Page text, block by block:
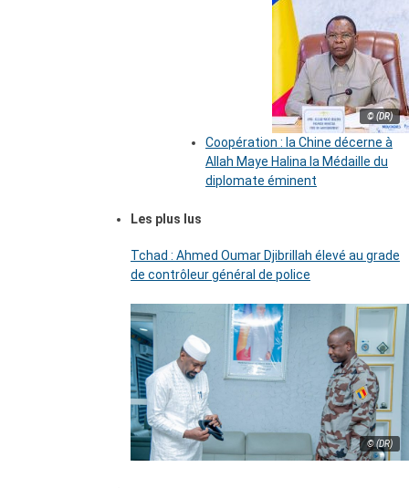
© (DR)
Coopération : la Chine décerne à
Allah Maye Halina la Médaille du
diplomate éminent
Les plus lus
Tchad : Ahmed Oumar Djibrillah élevé au grade
de contrôleur général de police
© (DR)